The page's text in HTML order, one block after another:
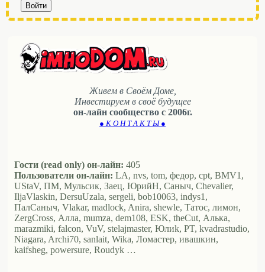
Войти
Живем в Своём Доме,
Инвестируем в своё будущее
он-лайн сообщество с 2006г.
● К О Н Т А К Т Ы ●
Гости (read only) он-лайн: 405
Пользователи он-лайн: LA, nvs, tom, федор, cpt, BMV1,
UStaV, ПМ, Мульсик, Заец, ЮрийН, Саныч, Chevalier,
IljaVlaskin, DersuUzala, sergeli, bob10063, indys1,
ПалСаныч, Vlakar, madlock, Anira, shewle, Татос, лимон,
ZergCross, Алла, mumza, dem108, ESK, theCut, Алька,
marazmiki, falcon, VuV, stelajmaster, Юлиk, PT, kvadrastudio,
Niagara, Archi70, sanlait, Wika, Ломастер, ивашкин,
kaifsheg, powersure, Roudyk …